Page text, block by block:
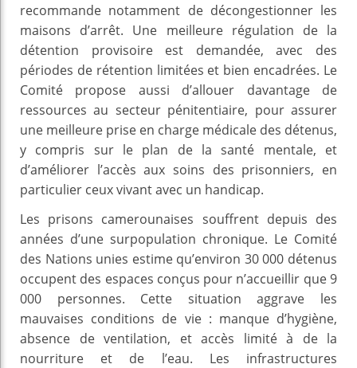
recommande notamment de décongestionner les
maisons d’arrêt. Une meilleure régulation de la
détention provisoire est demandée, avec des
périodes de rétention limitées et bien encadrées. Le
Comité propose aussi d’allouer davantage de
ressources au secteur pénitentiaire, pour assurer
une meilleure prise en charge médicale des détenus,
y compris sur le plan de la santé mentale, et
d’améliorer l’accès aux soins des prisonniers, en
particulier ceux vivant avec un handicap.
Les prisons camerounaises souffrent depuis des
années d’une surpopulation chronique. Le Comité
des Nations unies estime qu’environ 30 000 détenus
occupent des espaces conçus pour n’accueillir que 9
000 personnes. Cette situation aggrave les
mauvaises conditions de vie : manque d’hygiène,
absence de ventilation, et accès limité à de la
nourriture et de l’eau. Les infrastructures